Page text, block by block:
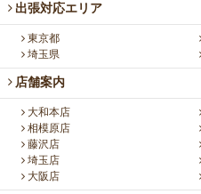
出張対応エリア
東京都
埼玉県
店舗案内
大和本店
相模原店
藤沢店
埼玉店
大阪店